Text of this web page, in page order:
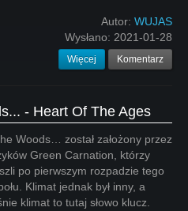
Autor: WUJAS
Wysłano: 2021-01-28
Więcej Komentarz
- Heart Of The Ages
Woods… został założony przez
Green Carnation, którzy
po pierwszym rozpadzie tego
Klimat jednak był inny, a
klimat to tutaj słowo klucz.